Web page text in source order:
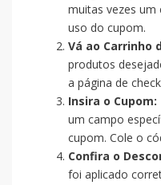
muitas vezes um
uso do cupom.
Vá ao Carrinho
produtos
a página de
Insira o Cupom:
um campo
cupom. Cole o
Confira o
foi aplicado